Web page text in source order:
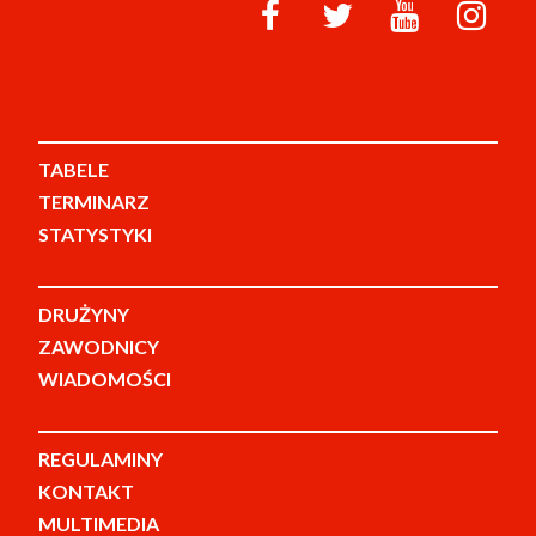
TABELE
TERMINARZ
STATYSTYKI
DRUŻYNY
ZAWODNICY
WIADOMOŚCI
REGULAMINY
KONTAKT
MULTIMEDIA